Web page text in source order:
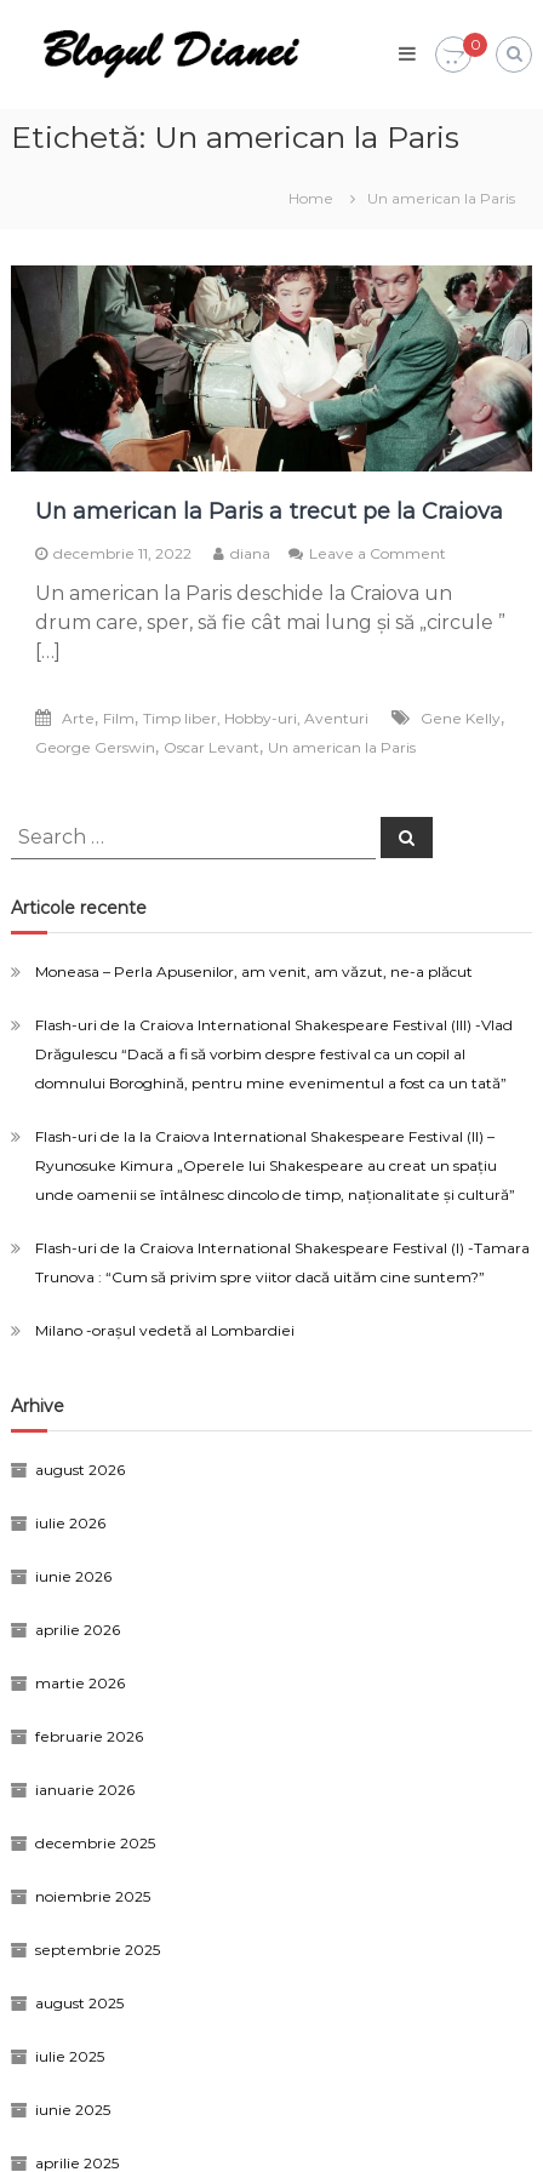
content
Blogul
Dianei
opinie,
călătorii
0
Etichetă: Un american la Paris
Home Un american la Paris
Un american la Paris a trecut pe la Craiova
decembrie 11, 2022 diana Leave a Comment
american
la
la
Un american la Paris deschide la Craiova un
drum care, sper, să fie cât mai lung și să „circule ”
[…]
Arte, Film, Timp liber, Hobby-uri, Aventuri Gene Kelly,
George Gerswin, Oscar Levant, Un american la Paris
Search
for:
Search
Articole recente
Moneasa – Perla Apusenilor, am venit, am văzut, ne-a plăcut
Flash-uri de la Craiova International Shakespeare Festival (III) -Vlad
Drăgulescu “Dacă a fi să vorbim despre festival ca un copil al
domnului Boroghină, pentru mine evenimentul a fost ca un tată”
Flash-uri de la la Craiova International Shakespeare Festival (II) –
Ryunosuke Kimura „Operele lui Shakespeare au creat un spațiu
unde oamenii se întâlnesc dincolo de timp, naționalitate și cultură”
Flash-uri de la Craiova International Shakespeare Festival (I) -Tamara
Trunova : “Cum să privim spre viitor dacă uităm cine suntem?”
Milano -orașul vedetă al Lombardiei
Arhive
august 2026
iulie 2026
iunie 2026
aprilie 2026
martie 2026
februarie 2026
ianuarie 2026
decembrie 2025
noiembrie 2025
septembrie 2025
august 2025
iulie 2025
iunie 2025
aprilie 2025